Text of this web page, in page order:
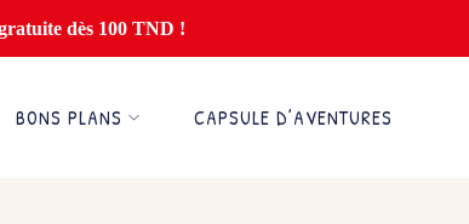
dès 100 TND !
BONS PLANS CAPSULE D’AVENTURES